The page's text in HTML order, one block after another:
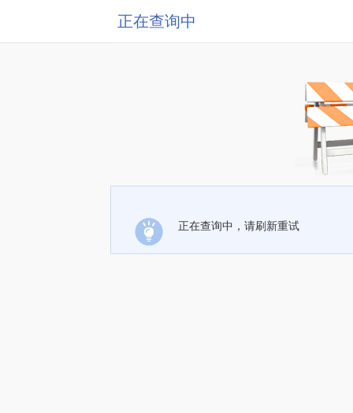
正在查询中
正在查询中，请刷新重试